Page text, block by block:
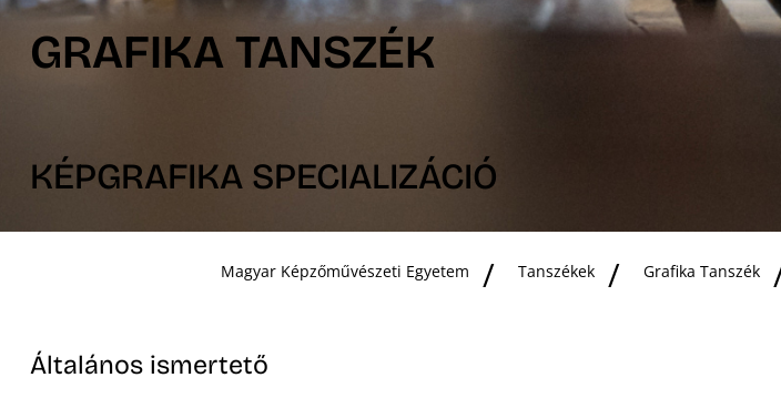
GRAFIKA TANSZÉK
KÉPGRAFIKA SPECIALIZÁCIÓ
Magyar Képzőművészeti Egyetem Tanszékek Grafika Tanszék
Általános ismertető